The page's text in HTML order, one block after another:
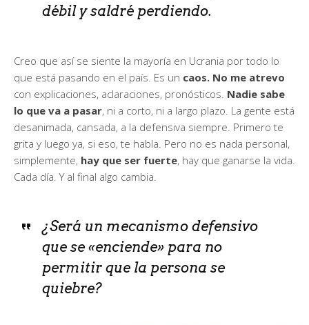
débil y saldré perdiendo.
Creo que así se siente la mayoría en Ucrania por todo lo
que está pasando en el país. Es un caos. No me atrevo
con explicaciones, aclaraciones, pronósticos. Nadie sabe
lo que va a pasar, ni a corto, ni a largo plazo. La gente está
desanimada, cansada, a la defensiva siempre. Primero te
grita y luego ya, si eso, te habla. Pero no es nada personal,
simplemente, hay que ser fuerte, hay que ganarse la vida.
Cada día. Y al final algo cambia.
¿Será un mecanismo defensivo
que se «enciende» para no
permitir que la persona se
quiebre?